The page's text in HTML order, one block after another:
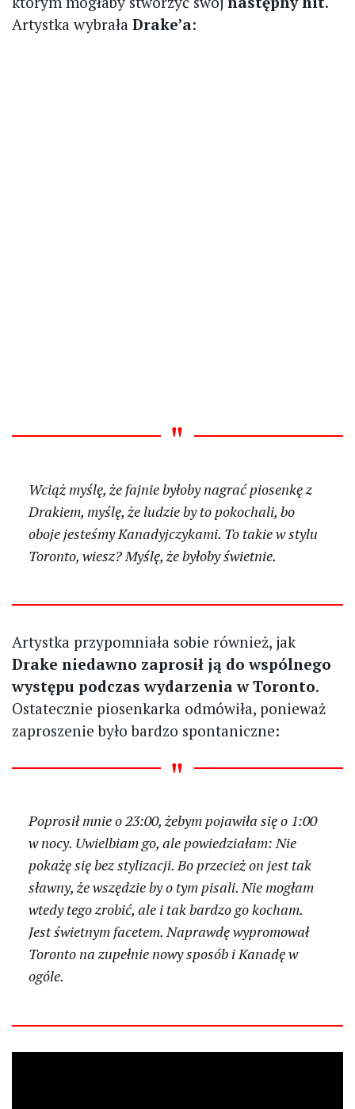
Artystka wybrała Drake’a:
Wciąż myślę, że fajnie byłoby nagrać piosenkę z
Drakiem, myślę, że ludzie by to pokochali, bo
oboje jesteśmy Kanadyjczykami. To takie w stylu
Toronto, wiesz? Myślę, że byłoby świetnie.
Artystka przypomniała sobie również, jak
Drake niedawno zaprosił ją do wspólnego
występu podczas wydarzenia w Toronto.
Ostatecznie piosenkarka odmówiła, ponieważ
zaproszenie było bardzo spontaniczne:
Poprosił mnie o 23:00, żebym pojawiła się o 1:00
w nocy. Uwielbiam go, ale powiedziałam: Nie
pokażę się bez stylizacji. Bo przecież on jest tak
sławny, że wszędzie by o tym pisali. Nie mogłam
wtedy tego zrobić, ale i tak bardzo go kocham.
Jest świetnym facetem. Naprawdę wypromował
Toronto na zupełnie nowy sposób i Kanadę w
ogóle.